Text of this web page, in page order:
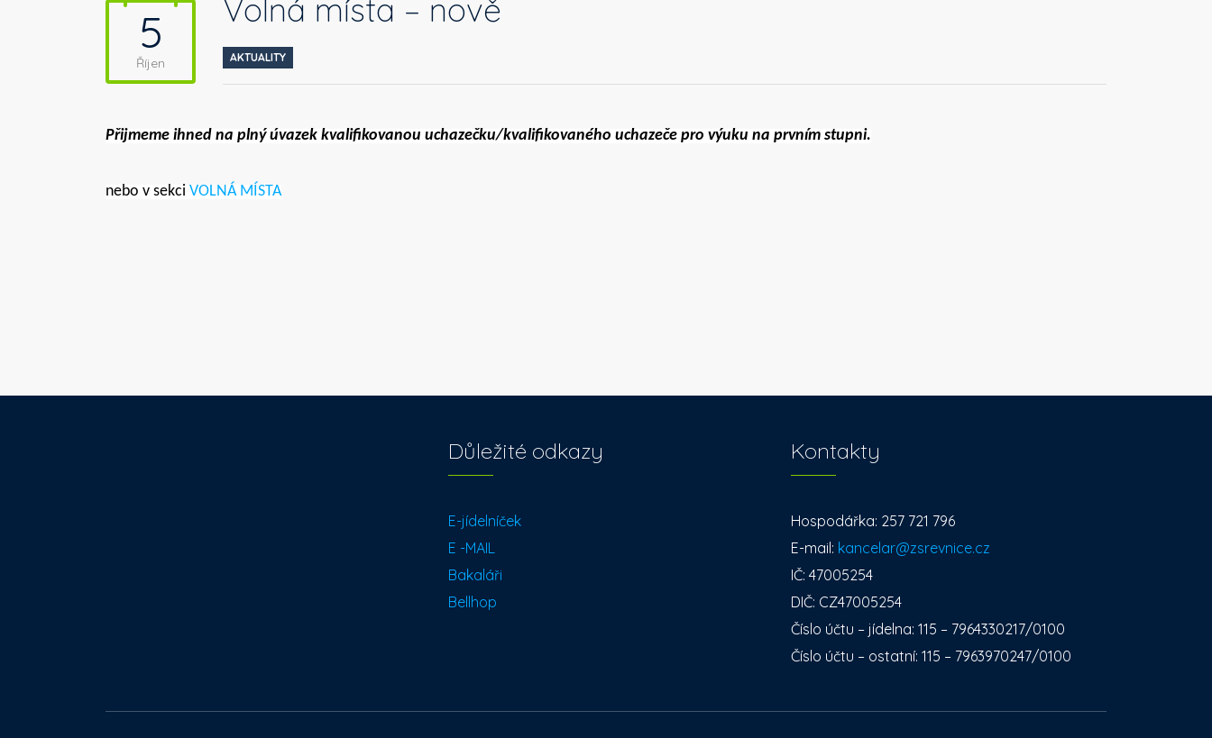
5
Říjen
Volná místa – nově
AKTUALITY
Přijmeme ihned na plný úvazek kvalifikovanou uchazečku/kvalifikovaného uchazeče pro výuku na prvním stupni.
nebo v sekci VOLNÁ MÍSTA
Důležité odkazy
E-jídelníček
E -MAIL
Bakaláři
Bellhop
Kontakty
Hospodářka: 257 721 796
E-mail: kancelar@zsrevnice.cz
IČ: 47005254
DIČ: CZ47005254
Číslo účtu – jídelna: 115 – 7964330217/0100
Číslo účtu – ostatní: 115 – 7963970247/0100